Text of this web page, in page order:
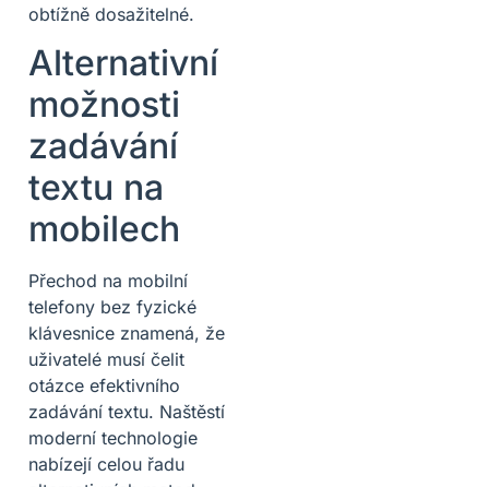
obtížně dosažitelné.
Alternativní
možnosti
zadávání
textu na
mobilech
Přechod na mobilní
telefony bez fyzické
klávesnice znamená, že
uživatelé musí čelit
otázce efektivního
zadávání textu. Naštěstí
moderní technologie
nabízejí celou řadu